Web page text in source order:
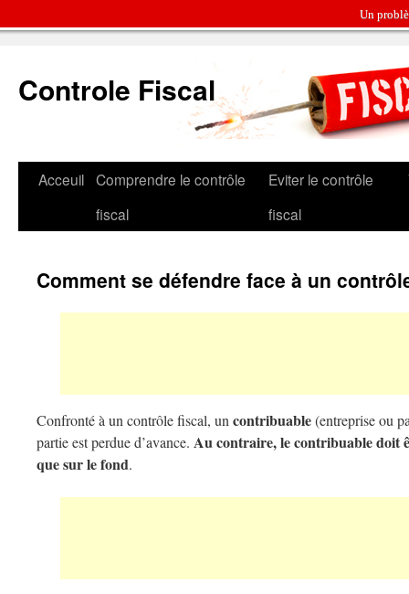
Un
Controle Fiscal
Acceuil Comprendre le contrôle
fiscal
Eviter le contrôle
fiscal
Comment se défendre face à un
Confronté à un contrôle fiscal, un contribuable(entreprise ou
partie est perdue d’avance. Au contraire, le contribuable doit
que sur le fond.